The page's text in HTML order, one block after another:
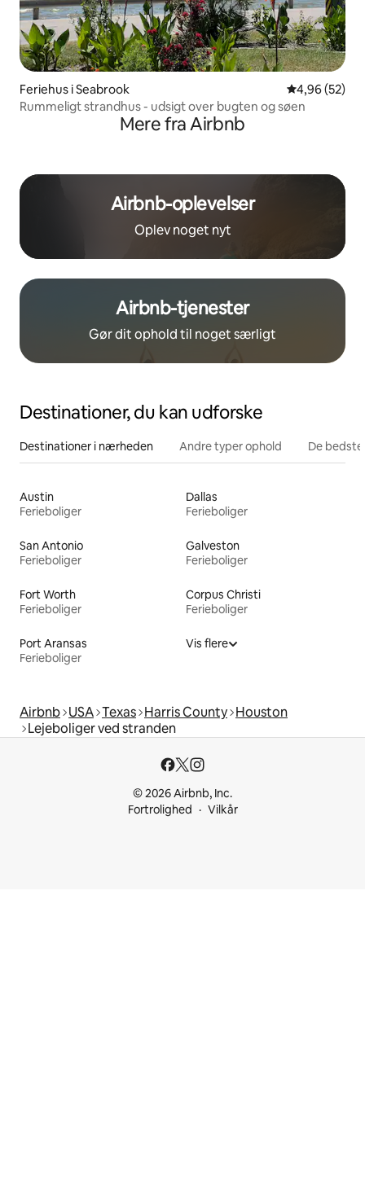
Feriehus i Seabrook 4,96 ud af 5 i
4,96 (52)
Rummeligt strandhus - udsigt over bugten og søen
Mere fra Airbnb
Airbnb-oplevelser
Oplev noget nyt
Airbnb-tjenester
Gør dit ophold til noget særligt
Destinationer, du kan udforske
Destinationer i nærheden Andre typer ophold De
Austin
Ferieboliger
Dallas
Ferieboliger
San Antonio
Ferieboliger
Galveston
Ferieboliger
Fort Worth
Ferieboliger
Corpus Christi
Ferieboliger
Port Aransas
Ferieboliger
Vis flere
Airbnb USA Texas Harris County Houston
Lejeboliger ved stranden
© 2026 Airbnb, Inc.
Fortrolighed
Vilkår